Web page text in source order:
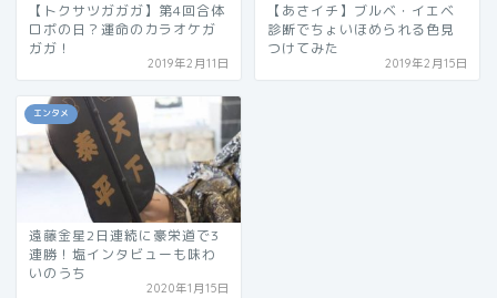
【トクサツガガガ】第4回合体
ロボの日？運命のカラオケガ
ガガ！
2019年2月11日
【あさイチ】ブルベ・イエベ
診断でちょいほめられる色見
つけてみた
2019年2月15日
エンタメ
遠藤金星2日連続に豪栄道で3
連勝！塩インタビューも味わ
いのうち
2020年1月15日